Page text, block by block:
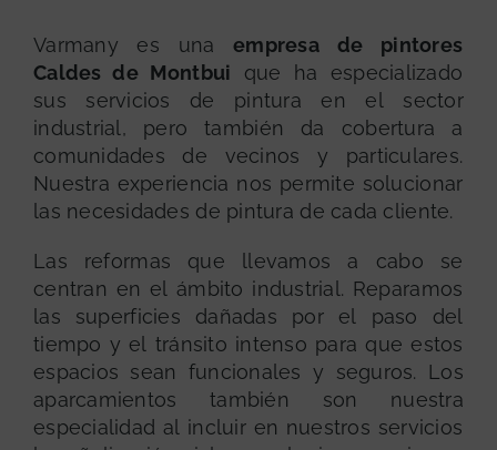
Varmany es unaempresa de pintores
Caldes de Montbui que ha especializado
sus servicios de pintura en el sector
industrial, pero también da cobertura a
comunidades de vecinos y particulares.
Nuestra experiencia nos permite solucionar
las necesidades de pintura de cada cliente.
Las reformas que llevamos a cabo se
centran en el ámbito industrial. Reparamos
las superficies dañadas por el paso del
tiempo y el tránsito intenso para que estos
espacios sean funcionales y seguros. Los
aparcamientos también son nuestra
especialidad al incluir en nuestros servicios